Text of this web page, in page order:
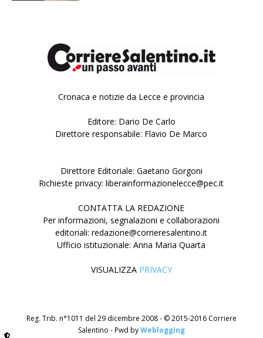
Cronaca e notizie da Lecce e provincia
Editore: Dario De Carlo
Direttore responsabile: Flavio De Marco
Direttore Editoriale: Gaetano Gorgoni
Richieste privacy: liberainformazionelecce@pec.it
CONTATTA LA REDAZIONE
Per informazioni, segnalazioni e collaborazioni
editoriali: redazione@corrieresalentino.it
Ufficio istituzionale: Anna Maria Quarta
VISUALIZZA PRIVACY
Reg. Trib. n°1011 del 29 dicembre 2008 - © 2015-2016 Corriere
Salentino - Pwd byWeblogging